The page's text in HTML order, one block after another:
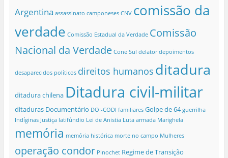
Argentina assassinato camponeses CNV comissão da
verdade Comissão Estadual da Verdade Comissão
Nacional da Verdade Cone Sul delator depoimentos
desaparecidos políticos direitos humanos ditadura
ditadura chilena Ditadura civil-militar
ditaduras Documentário DOI-CODI familiares Golpe de 64 guerrilha
Indíginas Justiça latifúndio Lei de Anistia Luta armada Marighela
memória memória histórica morte no campo Mulheres
operação condor Pinochet Regime de Transição